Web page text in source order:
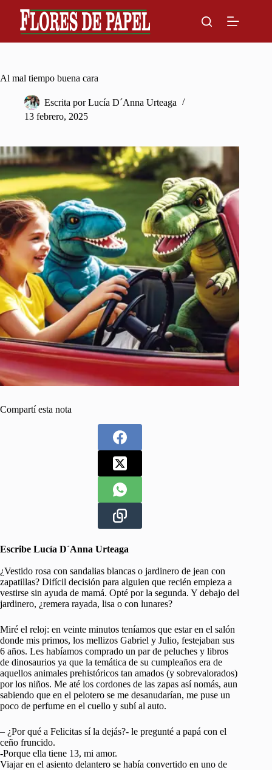
content
Al mal tiempo buena cara
Escrita por Lucía D´Anna Urteaga
13 febrero, 2025
Compartí esta nota
Escribe Lucía D´Anna Urteaga
¿Vestido rosa con sandalias blancas o jardinero de jean con
zapatillas? Difícil decisión para alguien que recién empieza a
vestirse sin ayuda de mamá. Opté por la segunda. Y debajo del
jardinero, ¿remera rayada, lisa o con lunares?
Miré el reloj: en veinte minutos teníamos que estar en el salón
donde mis primos, los mellizos Gabriel y Julio, festejaban sus
6 años. Les habíamos comprado un par de peluches y libros
de dinosaurios ya que la temática de su cumpleaños era de
aquellos animales prehistóricos tan amados (y sobrevalorados)
por los niños. Me até los cordones de las zapas así nomás, aun
sabiendo que en el pelotero se me desanudarían, me puse un
poco de perfume en el cuello y subí al auto.
– ¿Por qué a Felicitas sí la dejás?- le pregunté a papá con el
ceño fruncido.
-Porque ella tiene 13, mi amor.
Viajar en el asiento delantero se había convertido en uno de